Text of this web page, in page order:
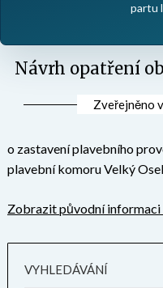
partu
Návrh opatření
Zveřejněno v
o zastavení plavebního
plavební komoru Velký
Zobrazit původní informaci
VYHLEDÁVÁNÍ